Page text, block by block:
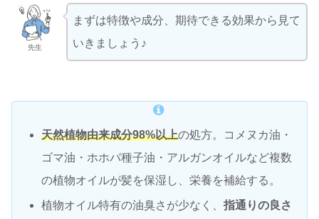
先生
まずは特徴や成分、期待できる効果から見て
いきましょう♪
天然植物由来成分98%以上の処方。コメヌカ油・
ゴマ油・ホホバ種子油・アルガンオイルなど複数
の植物オイルが髪を保湿し、栄養を補給する。
植物オイル特有の油臭さが少なく、指通りの良さ